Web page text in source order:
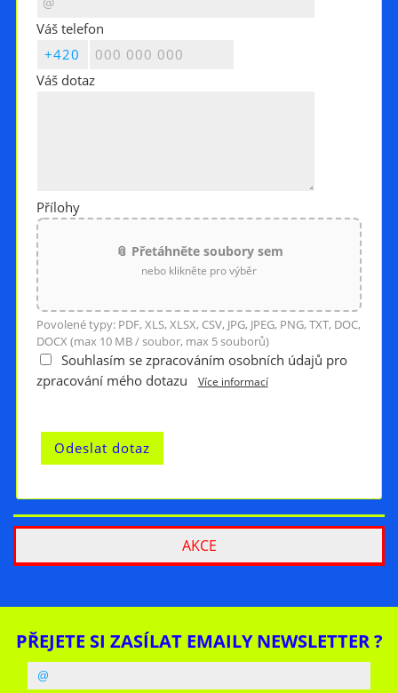
Váš telefon
Váš dotaz
Přílohy
📎 Přetáhněte soubory sem
nebo klikněte pro výběr
Povolené typy: PDF, XLS, XLSX, CSV, JPG, JPEG, PNG, TXT, DOC,
DOCX (max 10 MB / soubor, max 5 souborů)
Souhlasím se zpracováním osobních údajů pro
zpracování mého dotazu
Více informací
AKCE
PŘEJETE SI ZASÍLAT EMAILY NEWSLETTER ?